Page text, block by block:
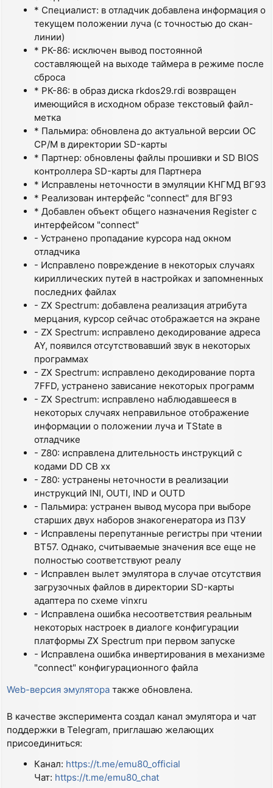
* Специалист: в отладчик добавлена информация о
текущем положении луча (с точностью до скан-
линии)
* РК-86: исключен вывод постоянной
составляющей на выходе таймера в режиме после
сброса
* РК-86: в образ диска rkdos29.rdi возвращен
имеющийся в исходном образе текстовый файл-
метка
* Пальмира: обновлена до актуальной версии ОС
CP/M в директории SD-карты
* Партнер: обновлены файлы прошивки и SD BIOS
контроллера SD-карты для Партнера
* Исправлены неточности в эмуляции КНГМД ВГ93
* Реализован интерфейс "connect" для ВГ93
* Добавлен объект общего назначения Register с
интерфейсом "connect"
- Устранено пропадание курсора над окном
отладчика
- Исправлено повреждение в некоторых случаях
кириллических путей в настройках и запомненных
последних файлах
- ZX Spectrum: добавлена реализация атрибута
мерцания, курсор сейчас отображается на экране
- ZX Spectrum: исправлено декодирование адреса
AY, появился отсутствовавший звук в некоторых
программах
- ZX Spectrum: исправлено декодирование порта
7FFD, устранено зависание некоторых программ
- ZX Spectrum: исправлено наблюдавшееся в
некоторых случаях неправильное отображение
информации о положении луча и TState в
отладчике
- Z80: исправлена длительность инструкций с
кодами DD CB xx
- Z80: устранены неточности в реализации
инструкций INI, OUTI, IND и OUTD
- Пальмира: устранен вывод мусора при выборе
старших двух наборов знакогенератора из ПЗУ
- Исправлены перепутанные регистры при чтении
ВТ57. Однако, считываемые значения все еще не
полностью соответствуют реалу
- Исправлен вылет эмулятора в случае отсутствия
загрузочных файлов в директории SD-карты
адаптера по схеме vinxru
- Исправлена ошибка несоответствия реальным
некоторых настроек в диалоге конфигурации
платформы ZX Spectrum при первом запуске
- Исправлена ошибка инвертирования в механизме
"connect" конфигурационного файла
Web-версия эмулятора также обновлена.
В качестве эксперимента создал канал эмулятора и чат
поддержки в Telegram, приглашаю желающих
присоединиться:
Канал: https://t.me/emu80_official
Чат: https://t.me/emu80_chat